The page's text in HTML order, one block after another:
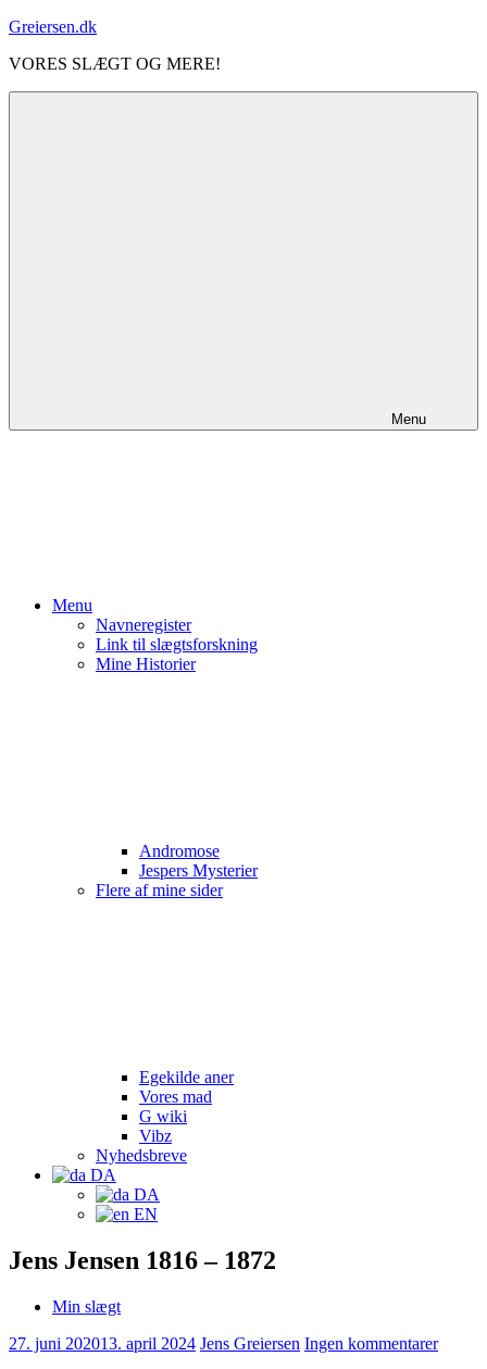
Videre
indhold
Greiersen.dk
VORES SLÆGT OG MERE!
Menu
Menu
Navneregister
Link til slægtsforskning
Mine Historier
Andromose
Jespers Mysterier
Flere af mine sider
Egekilde aner
Vores mad
G wiki
Vibz
Nyhedsbreve
DA
DA
EN
Jens Jensen 1816 – 1872
Min slægt
27. juni 202013. april 2024 Jens Greiersen Ingen kommentarer